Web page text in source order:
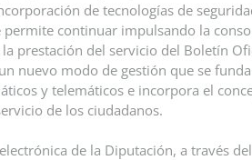
de tecnologías de
permite continuar impulsando la
prestación del servicio del Boletín
nuevo modo de gestión que se
y telemáticos e incorpora el
de los ciudadanos.
de la Diputación, a través